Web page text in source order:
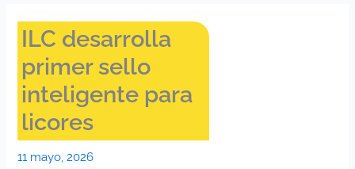
ILC desarrolla
primer sello
inteligente para
licores
11 mayo, 2026